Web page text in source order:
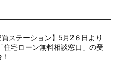
買ステーション】5月2６日より
住宅ローン無料相談窓口」の受